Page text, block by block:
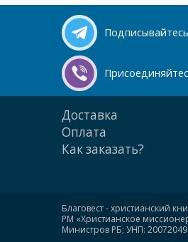
Доставка
Оплата
Как заказать?
Благовест - христианский
РМ «Христианское
Министров РБ; УНП: